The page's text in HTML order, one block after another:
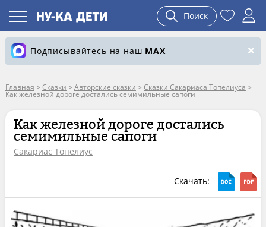
Поиск
Подписывайтесь на наш MAX
Главная > Сказки > Авторские сказки > Сказки Сакариаса Топелиуса >
Как железной дороге достались семимильные сапоги
Как железной дороге достались
семимильные сапоги
Сакариас Топелиус
Скачать: